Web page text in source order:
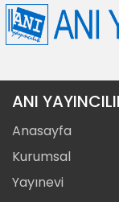
ANI
Anasayfa
Kurumsal
Yayınevi